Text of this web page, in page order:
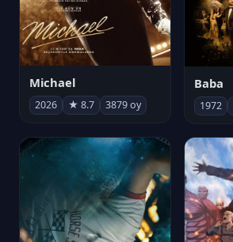
Michael
2026 ★ 8.7 3879 oy
Baba
1972